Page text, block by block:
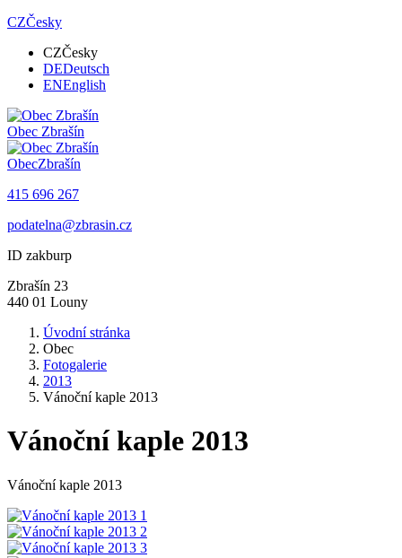
CZČesky
CZČesky
DEDeutsch
ENEnglish
Obec Zbrašín
ObecZbrašín
415 696 267
podatelna@zbrasin.cz
ID zakburp
Zbrašín 23
440 01 Louny
Úvodní stránka
Obec
Fotogalerie
2013
Vánoční kaple 2013
Vánoční kaple 2013
Vánoční kaple 2013